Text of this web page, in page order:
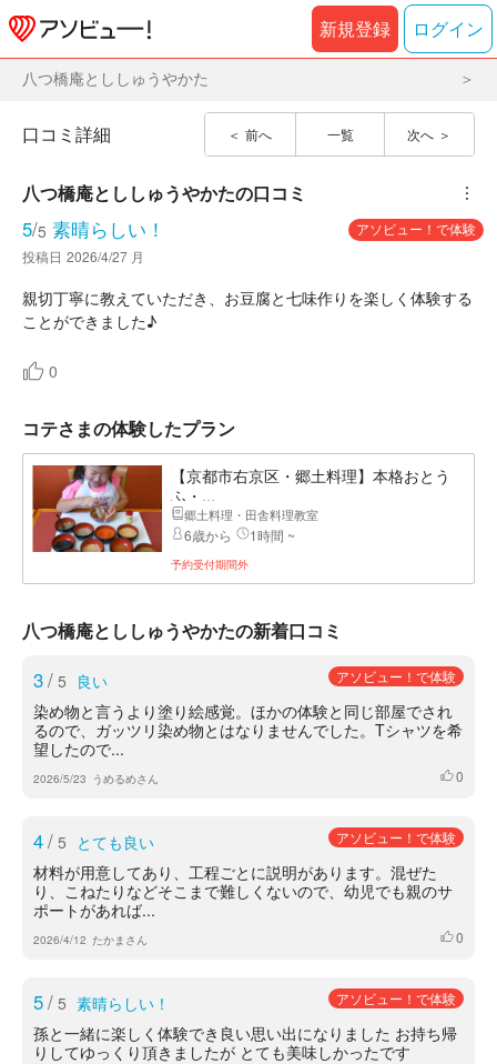
新規登録 ログイン
八つ橋庵とししゅうやかた
前へ 一覧 次へ
口コミ詳細
八つ橋庵とししゅうやかたの口コミ ︙
5/5 素晴らしい！
アソビュー！で体験
投稿日 2026/4/27 月
親切丁寧に教えていただき、お豆腐と七味作りを楽しく体験する
ことができました♪
0
コテさまの体験したプラン
【京都市右京区・郷土料理】本格おとう
ふ・...
郷土料理・田舎料理教室
6歳から 1時間 ~
予約受付期間外
八つ橋庵とししゅうやかたの新着口コミ
3/ 5 良い アソビュー！で体験
染め物と言うより塗り絵感覚。ほかの体験と同じ部屋でされ
るので、ガッツリ染め物とはなりませんでした。Tシャツを希
望したので...
2026/5/23 うめるめさん いいね
0
4/ 5 とても良い アソビュー！で体験
材料が用意してあり、工程ごとに説明があります。混ぜた
り、こねたりなどそこまで難しくないので、幼児でも親のサ
ポートがあれば...
2026/4/12 たかまさん いいね
0
5/ 5 素晴らしい！ アソビュー！で体験
孫と一緒に楽しく体験でき良い思い出になりました お持ち帰
りしてゆっくり頂きましたが とても美味しかったです